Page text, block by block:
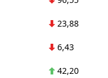
23,88
6,43
42,20